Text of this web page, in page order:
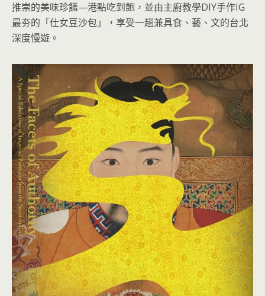
推崇的美味珍饈—港點吃到飽，並由主廚教學DIY手作IG
最夯的「仕女豆沙包」，享受一趟兼具食、藝、文的台北
深度慢遊。